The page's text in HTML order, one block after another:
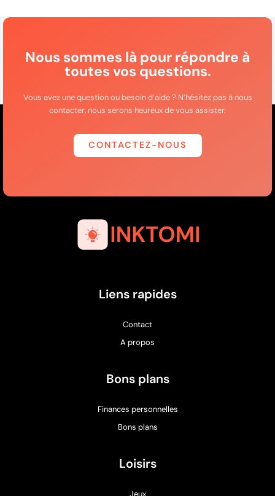
Nous sommes là pour répondre à
toutes vos questions.
Vous avez une question ou besoin d’aide ? N’hésitez pas à nous
contacter, nous serons heureux de vous assister.
CONTACTEZ-NOUS
Liens rapides
Contact
A propos
Bons plans
Finances personnelles
Bons plans
Loisirs
Jeux